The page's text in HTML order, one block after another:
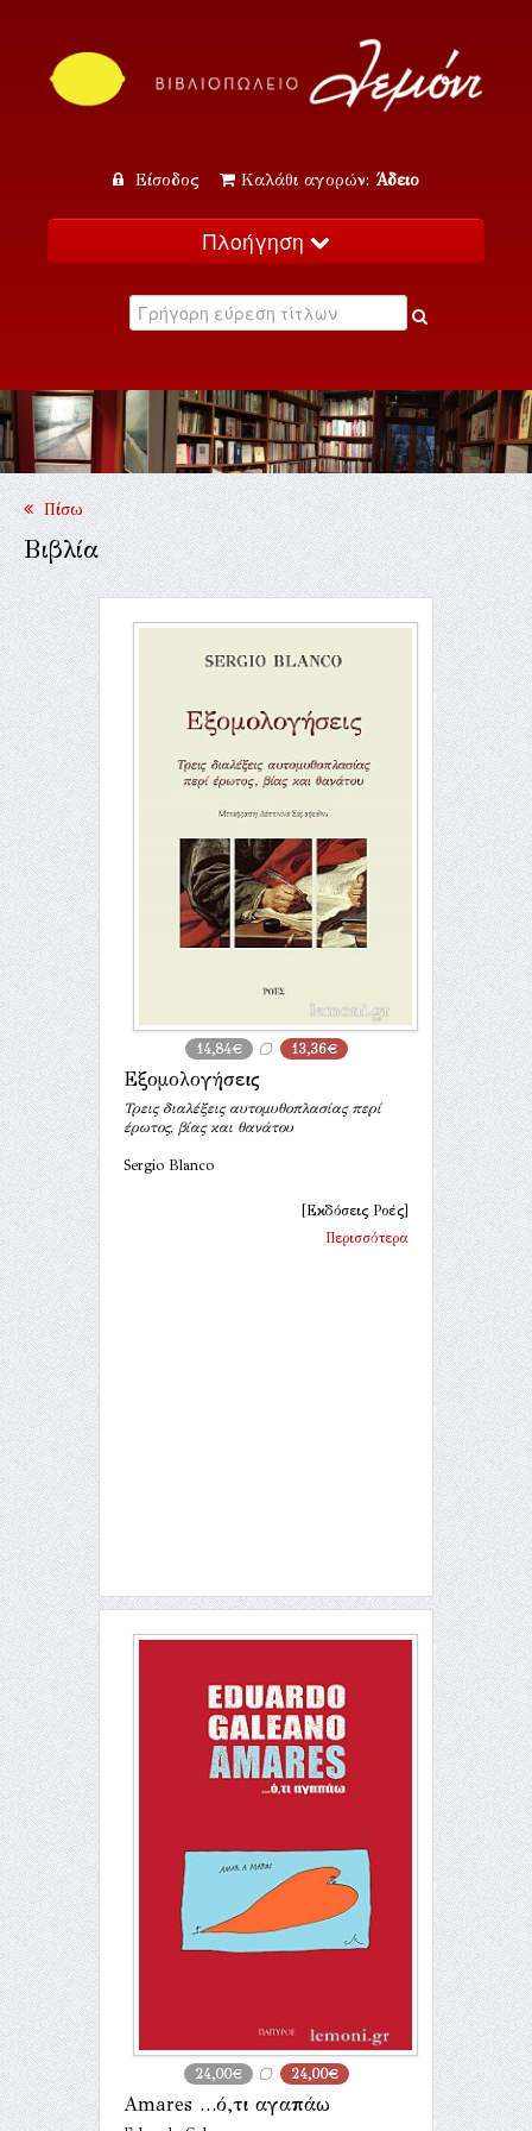
Είσοδος Καλάθι αγορών: Άδειο
Πλοήγηση
Κατάλογος
Εκδηλώσεις
Επικοινωνία
Πίσω
Βιβλία
14,84€ 13,36€
Εξομολογήσεις
Τρεις διαλέξεις αυτομυθοπλασίας περί
έρωτος, βίας και θανάτου
Sergio Blanco
[Εκδόσεις Ροές]
Περισσότερα
24,00€ 24,00€
Amares …ό,τι αγαπάω